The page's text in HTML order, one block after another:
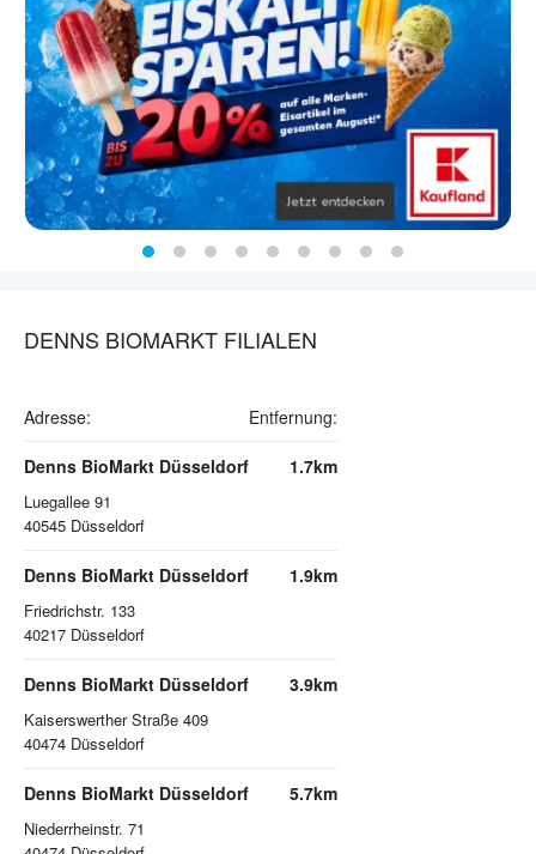
DENNS BIOMARKT FILIALEN
Adresse: Entfernung:
Denns BioMarkt Düsseldorf
Luegallee 91
40545 Düsseldorf
1.7km
Denns BioMarkt Düsseldorf
Friedrichstr. 133
40217 Düsseldorf
1.9km
Denns BioMarkt Düsseldorf
Kaiserswerther Straße 409
40474 Düsseldorf
3.9km
Denns BioMarkt Düsseldorf
Niederrheinstr. 71
5.7km